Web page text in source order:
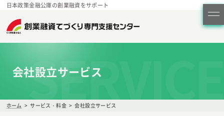
日本政策金融公庫の創業融資をサポート
会社設立サービス
SERVICE
ホーム サービス・料金 会社設立サービス